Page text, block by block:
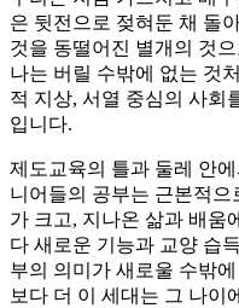
은 뒷전으로 젖혀둔 채 돌
것을 동떨어진 별개의 것
나는 버릴 수밖에 없는 것
적 지상, 서열 중심의 사회
입니다.
제도교육의 틀과 둘레 안에
니어들의 공부는 근본적
가 크고, 지나온 삶과 배움
다 새로운 기능과 교양 습
부의 의미가 새로울 수밖
보다 더 이 세대는 그 나이